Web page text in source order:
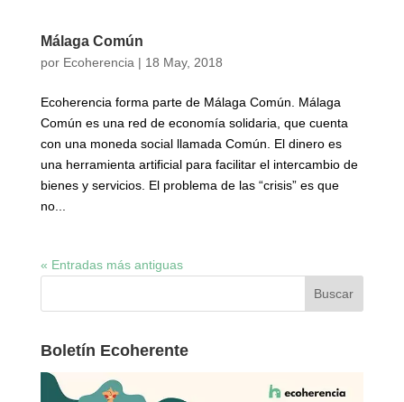
Málaga Común
por Ecoherencia | 18 May, 2018
Ecoherencia forma parte de Málaga Común. Málaga
Común es una red de economía solidaria, que cuenta
con una moneda social llamada Común. El dinero es
una herramienta artificial para facilitar el intercambio de
bienes y servicios. El problema de las “crisis” es que
no...
« Entradas más antiguas
Boletín Ecoherente